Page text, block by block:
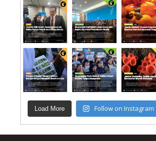
Load More Follow on Instagram